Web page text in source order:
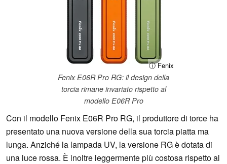
ⓘ Fenix
Fenix E06R Pro RG: il design della
torcia rimane invariato rispetto al
modello E06R Pro
Con il modello Fenix E06R Pro RG, il produttore di torce ha
presentato una nuova versione della sua torcia piatta ma
lunga. Anziché la lampada UV, la versione RG è dotata di
una luce rossa. È inoltre leggermente più costosa rispetto al